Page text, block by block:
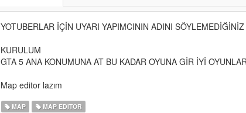
YOTUBERLAR İÇİN UYARI YAPIMCININ ADINI
KURULUM
GTA 5 ANA KONUMUNA AT BU KADAR OYUNA GİR İYİ
Map editor lazım
MAP MAP EDITOR